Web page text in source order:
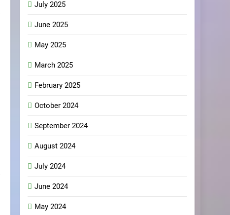
July 2025
June 2025
May 2025
March 2025
February 2025
October 2024
September 2024
August 2024
July 2024
June 2024
May 2024